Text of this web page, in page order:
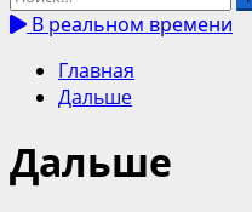
В реальном времени
Главная
Дальше
Дальше